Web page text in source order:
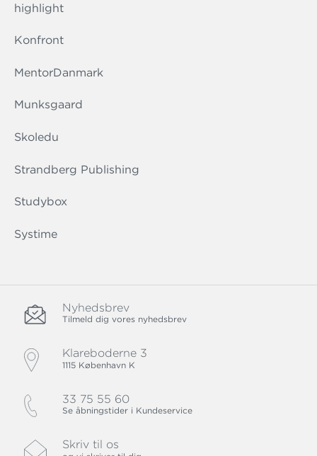
highlight
Konfront
MentorDanmark
Munksgaard
Skoledu
Strandberg Publishing
Studybox
Systime
Nyhedsbrev
Tilmeld dig vores nyhedsbrev
Klareboderne 3
1115 København K
33 75 55 60
Se åbningstider i Kundeservice
Skriv til os